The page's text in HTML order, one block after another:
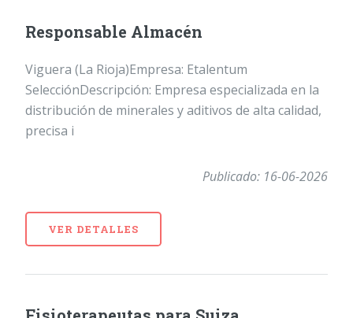
Responsable Almacén
Viguera (La Rioja)Empresa: Etalentum
SelecciónDescripción: Empresa especializada en la
distribución de minerales y aditivos de alta calidad,
precisa i
Publicado: 16-06-2026
VER DETALLES